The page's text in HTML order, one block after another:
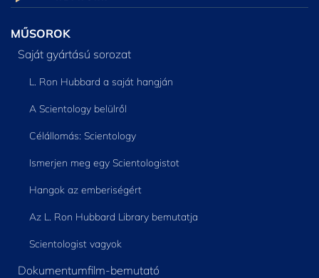
MŰSOROK
Saját gyártású sorozat
L. Ron Hubbard a saját hangján
A Scientology belülről
Célállomás: Scientology
Ismerjen meg egy Scientologistot
Hangok az emberiségért
Az L. Ron Hubbard Library bemutatja
Scientologist vagyok
Dokumentumfilm-bemutató